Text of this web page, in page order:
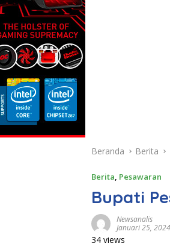
Beranda Berita
Berita, Pesawaran
Bupati
Newsanalis
Januari 25, 2024
34 views